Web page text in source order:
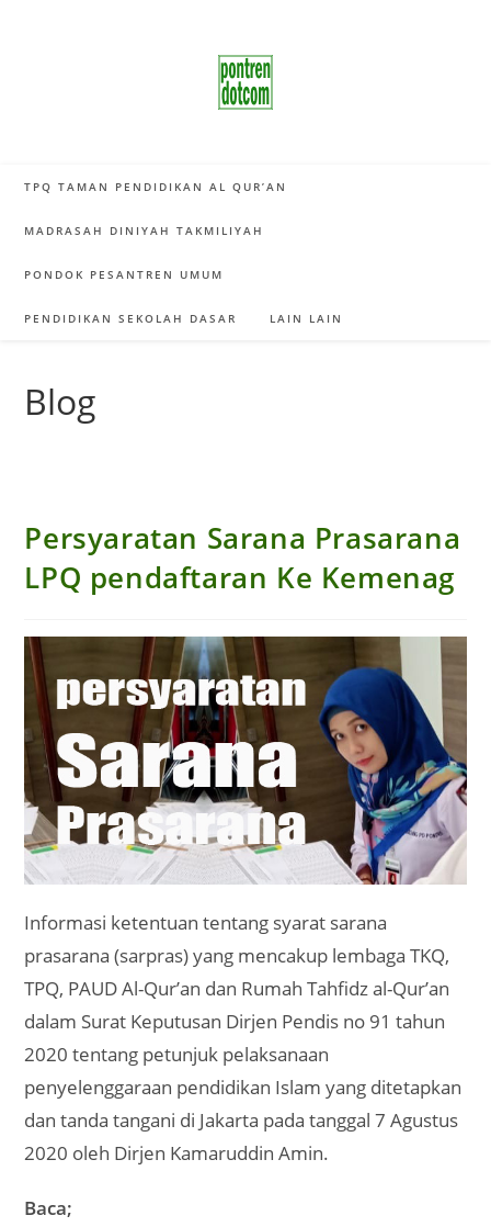
TPQ TAMAN PENDIDIKAN AL QUR’AN
MADRASAH DINIYAH TAKMILIYAH
PONDOK PESANTREN UMUM
PENDIDIKAN SEKOLAH DASAR LAIN LAIN
Blog
Persyaratan Sarana Prasarana
LPQ pendaftaran Ke Kemenag
Informasi ketentuan tentang syarat sarana
prasarana (sarpras) yang mencakup lembaga TKQ,
TPQ, PAUD Al-Qur’an dan Rumah Tahfidz al-Qur’an
dalam Surat Keputusan Dirjen Pendis no 91 tahun
2020 tentang petunjuk pelaksanaan
penyelenggaraan pendidikan Islam yang ditetapkan
dan tanda tangani di Jakarta pada tanggal 7 Agustus
2020 oleh Dirjen Kamaruddin Amin.
Baca;